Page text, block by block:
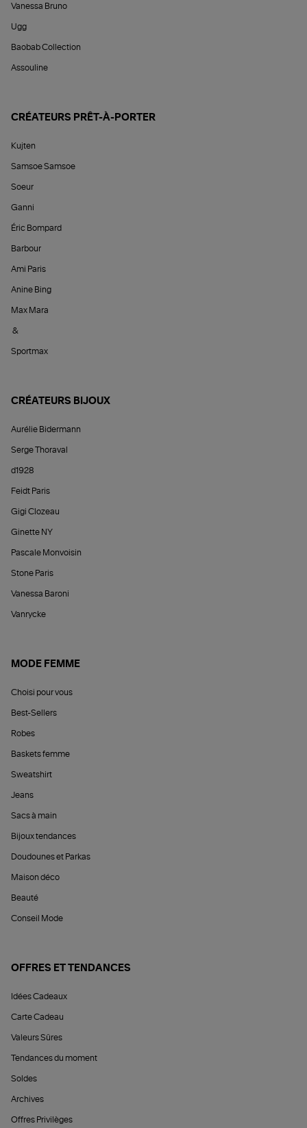
Vanessa Bruno
Ugg
Baobab Collection
Assouline
CRÉATEURS PRÊT-À-PORTER
Kujten
Samsoe Samsoe
Soeur
Ganni
Éric Bompard
Barbour
Ami Paris
Anine Bing
Max Mara
&
Sportmax
CRÉATEURS BIJOUX
Aurélie Bidermann
Serge Thoraval
d1928
Feidt Paris
Gigi Clozeau
Ginette NY
Pascale Monvoisin
Stone Paris
Vanessa Baroni
Vanrycke
MODE FEMME
Choisi pour vous
Best-Sellers
Robes
Baskets femme
Sweatshirt
Jeans
Sacs à main
Bijoux tendances
Doudounes et Parkas
Maison déco
Beauté
Conseil Mode
OFFRES ET TENDANCES
Idées Cadeaux
Carte Cadeau
Valeurs Sûres
Tendances du moment
Soldes
Archives
Offres Privilèges